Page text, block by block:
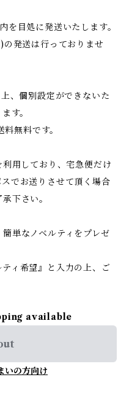
を目処に発送いたします。
発送は行っておりませ
、個別設定ができないた
す。
無料です。
用しており、宅急便だけ
でお送りさせて頂く場合
下さい。
単なノベルティをプレゼ
ィ希望』と入力の上、ご
available
いの方向け